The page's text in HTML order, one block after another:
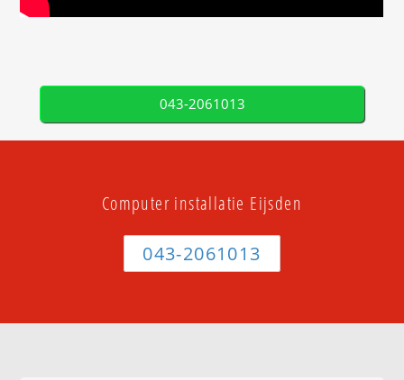
043-2061013
Computer installatie Eijsden
043-2061013